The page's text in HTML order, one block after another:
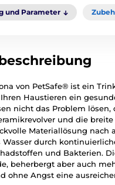
und Parameter
von PetSafe® ist ein
Haustieren ein
nicht das Problem
und die
Materiallösung nach
Wasser durch
und Bakterien.
beherbergt aber auch
ohne Angst eine